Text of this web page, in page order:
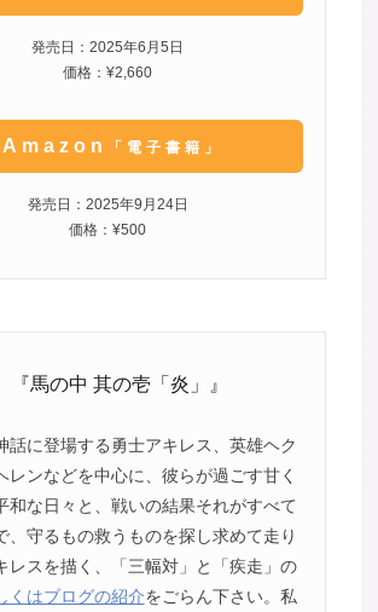
発売日：2025年6月5日
価格：¥2,660
Amazon 「電子書籍」
発売日：2025年9月24日
価格：¥500
『馬の中 其の壱「炎」』
話に登場する勇士アキレス、英雄ヘク
レンなどを中心に、彼らが過ごす甘く
和な日々と、戦いの結果それがすべて
、守るもの救うものを探し求めて走り
レスを描く、「三幅対」と「疾走」の
くはブログの紹介をごらん下さい。私